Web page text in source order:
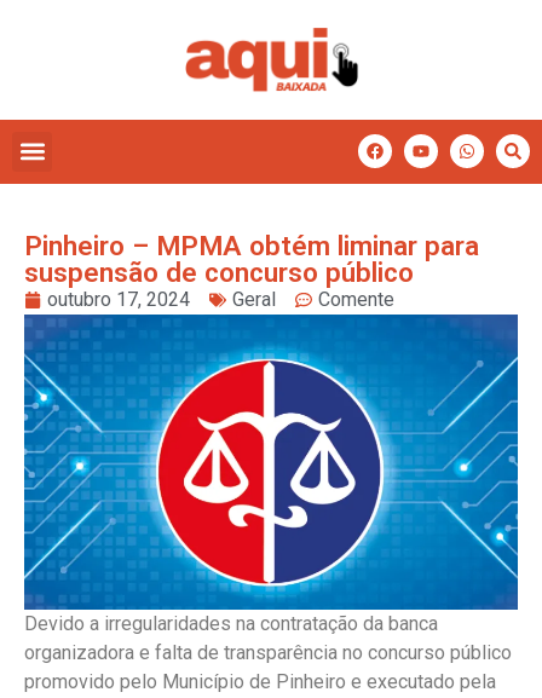
Pinheiro – MPMA obtém liminar para
suspensão de concurso público
outubro 17, 2024 Geral Comente
Devido a irregularidades na contratação da banca
organizadora e falta de transparência no concurso público
promovido pelo Município de Pinheiro e executado pela